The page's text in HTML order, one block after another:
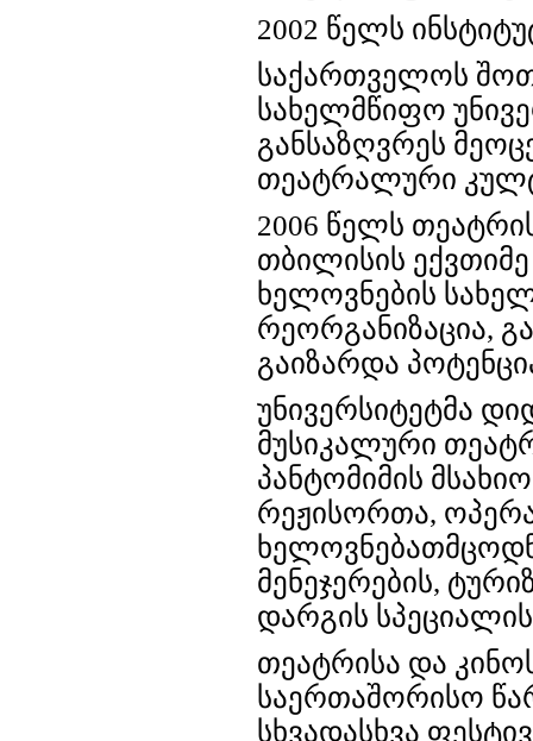
2002 წელს
საქართველოს
სახელმწიფო
განსაზღვრეს
თეატრალური
2006 წელს
თბილისის
ხელოვნების
რეორგანიზაცია,
გაიზარდა
უნივერსიტეტმა
მუსიკალური
პანტომიმის
რეჟისორთა,
მენეჯერების,
დარგის
თეატრისა და
საერთაშორისო
სხვადასხვა